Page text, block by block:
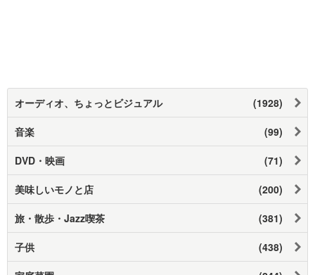
オーディオ、ちょっとビジュアル (1928)
音楽 (99)
DVD・映画 (71)
美味しいモノと店 (200)
旅・散歩・Jazz喫茶 (381)
子供 (438)